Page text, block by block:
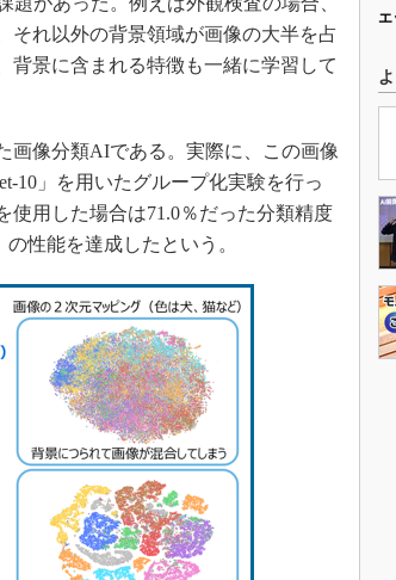
それ以外の背景領域が画像の大半を占
背景に含まれる特徴も一緒に学習して
像分類AIである。実際に、この画像
10」を用いたグループ化実験を行っ
使用した場合は71.0％だった分類精度
性能を達成したという。
エ